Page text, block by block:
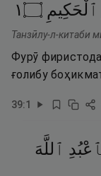
ٱلْحَكِيمِ ۝١
Танзӣлу-л-китаби
Фурӯ
ғолибу
39:1
ٱللَّهَ